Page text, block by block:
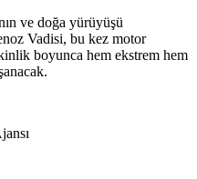
ve doğa yürüyüşü
Vadisi, bu kez motor
boyunca hem ekstrem hem